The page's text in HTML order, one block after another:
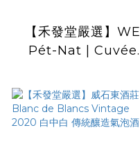
【禾發堂嚴選】WE
Pét-Nat | Cuvée
氣泡酒